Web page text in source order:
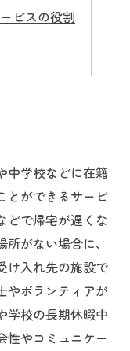
ビスの役割
るものとは
中学校などに在籍
とができるサービ
どで帰宅が遅くな
がない場合に、
け入れ先の施設で
やボランティアが
学校の長期休暇中
性やコミュニケー